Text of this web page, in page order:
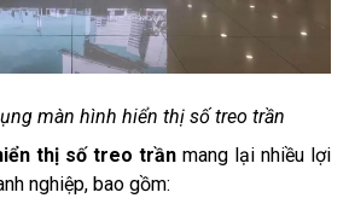
màn hình hiển thị số treo trần
thị số treo trần mang lại nhiều lợi
nghiệp, bao gồm: